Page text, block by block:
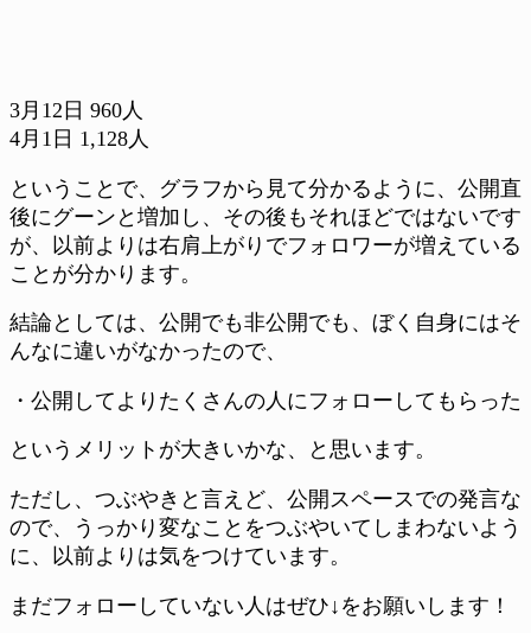
3月12日 960人
4月1日 1,128人
ということで、グラフから見て分かるように、公開直
後にグーンと増加し、その後もそれほどではないです
が、以前よりは右肩上がりでフォロワーが増えている
ことが分かります。
結論としては、公開でも非公開でも、ぼく自身にはそ
んなに違いがなかったので、
・公開してよりたくさんの人にフォローしてもらった
というメリットが大きいかな、と思います。
ただし、つぶやきと言えど、公開スペースでの発言な
ので、うっかり変なことをつぶやいてしまわないよう
に、以前よりは気をつけています。
まだフォローしていない人はぜひ↓をお願いします！